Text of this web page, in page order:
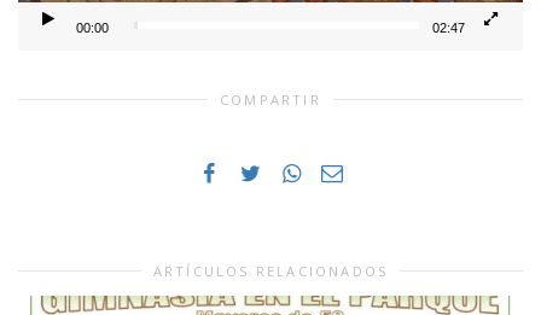
00:00 02:47
COMPARTIR
ARTÍCULOS RELACIONADOS